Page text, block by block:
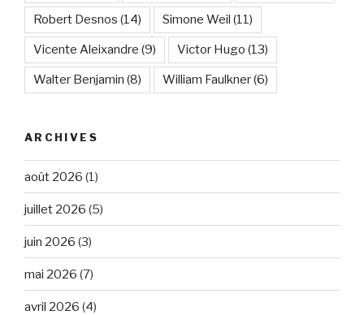
Robert Desnos (14) Simone Weil (11)
Vicente Aleixandre (9) Victor Hugo (13)
Walter Benjamin (8) William Faulkner(6)
ARCHIVES
août 2026 (1)
juillet 2026 (5)
juin 2026 (3)
mai 2026 (7)
avril 2026 (4)